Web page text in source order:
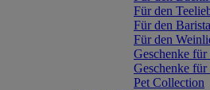
Für den
Für den Barista
Für den
Geschenke für
Geschenke für
Pet Collection